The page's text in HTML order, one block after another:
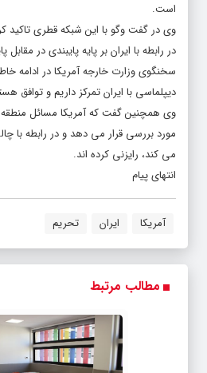
است.
وی در گفت وگو با این شبکه قطری تاکید
در رابطه با ایران بر پایه پایبندی در
سخنگوی وزارت خارجه آمریکا در ادامه
دیپلماسی با ایران تمرکز داریم ‌و توافق
وی همچنین گفت که آمریکا مسائل منطقه
مورد بررسی قرار می دهد و در رابطه با
می کند، رایزنی کرده اند.
انتهای پیام
آمریکا ایران تحریم
مطالب مرتبط